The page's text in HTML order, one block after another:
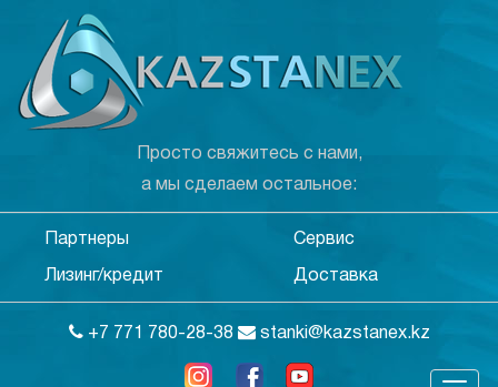
Просто свяжитесь с нами,
а мы сделаем остальное:
Партнеры Сервис
Лизинг/кредит Доставка
+7 771 780-28-38 stanki@kazstanex.kz